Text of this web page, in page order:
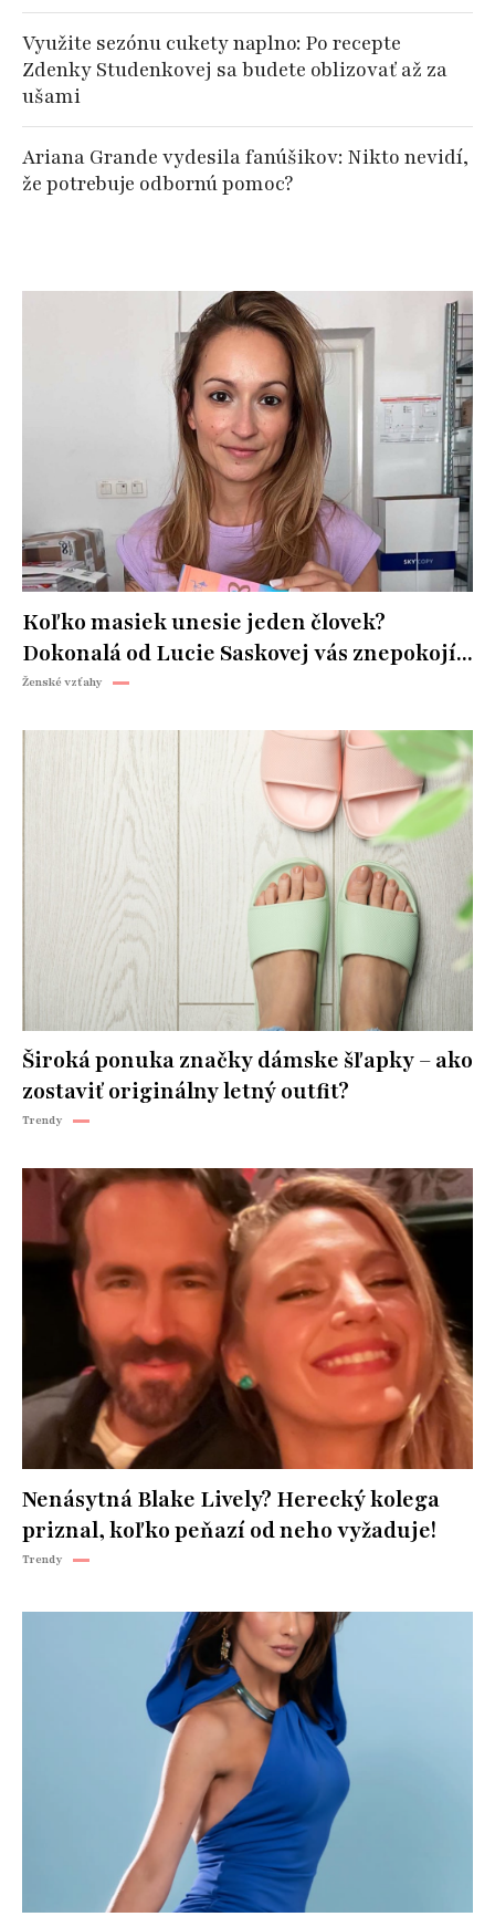
Využite sezónu cukety naplno: Po recepte
Zdenky Studenkovej sa budete oblizovať až za
ušami
Ariana Grande vydesila fanúšikov: Nikto nevidí,
že potrebuje odbornú pomoc?
Koľko masiek unesie jeden človek?
Dokonalá od Lucie Saskovej vás znepokojí...
Ženské vzťahy
Široká ponuka značky dámske šľapky – ako
zostaviť originálny letný outfit?
Trendy
Nenásytná Blake Lively? Herecký kolega
priznal, koľko peňazí od neho vyžaduje!
Trendy